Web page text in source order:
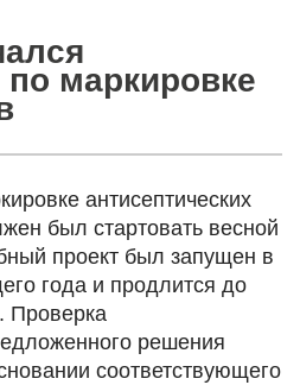
маркировке
антисептических
был стартовать весной
проект был запущен в
года и продлится до
Проверка
решения
соответствующего